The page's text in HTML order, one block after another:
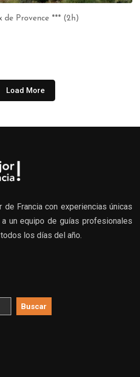
de Provence *** (2h)
Load More
de Francia con experiencias únicas
un equipo de guías profesionales
los días del año.
Buscar